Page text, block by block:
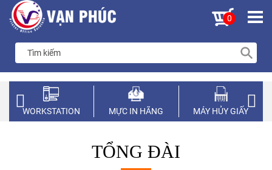
0
WORKSTATION MỰC IN HÃNG MÁY HỦY GIẤY
TỔNG ĐÀI